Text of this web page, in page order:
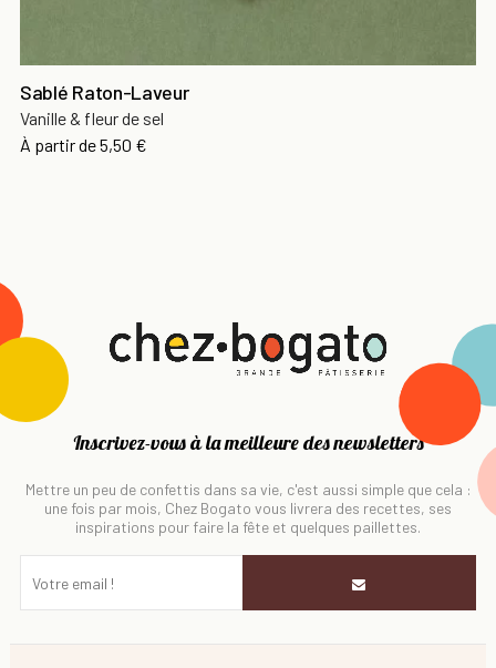
Sablé Raton-Laveur
Vanille & fleur de sel
À partir de5,50 €
Inscrivez-vous à la meilleure des newsletters
Mettre un peu de confettis dans sa vie, c'est aussi simple que cela :
une fois par mois, Chez Bogato vous livrera des recettes, ses
inspirations pour faire la fête et quelques paillettes.